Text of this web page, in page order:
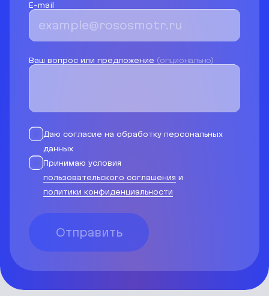
E-mail
Ваш вопрос или предложение (опционально)
Даю согласие на обработку персональных
данных
Принимаю условия
пользовательского соглашения и
политики конфиденциальности
Отправить